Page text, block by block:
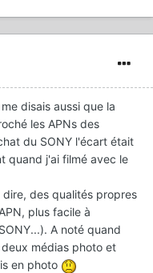
disais aussi que la
les APNs des
du SONY l'écart était
quand j'ai filmé avec le
des qualités propres
plus facile à
A noté quand
médias photo et
en photo